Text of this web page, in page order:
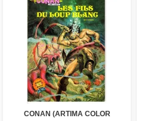
CONAN (ARTIMA COLOR